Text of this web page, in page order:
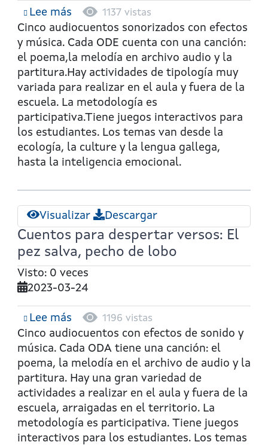
Lee más sobre
Cuentos
para
despertar
versos:
La
Piedra
Cricriticrí
1137 vistas
Cinco audiocuentos sonorizados con efectos
y música. Cada ODE cuenta con una canción:
el poema,la melodía en archivo audio y la
partitura.Hay actividades de tipología muy
variada para realizar en el aula y fuera de la
escuela. La metodología es
participativa.Tiene juegos interactivos para
los estudiantes. Los temas van desde la
ecología, la culture y la lengua gallega,
hasta la inteligencia emocional.
Visualizar Descargar
Cuentos para despertar versos: El
pez salva, pecho de lobo
Visto: 0 veces
2023-03-24
Lee más sobre
Cuentos
para
despertar
versos:
El
pez
salva,
pecho
1196 vistas
Cinco audiocuentos con efectos de sonido y
música. Cada ODA tiene una canción: el
poema, la melodía en el archivo de audio y la
partitura. Hay una gran variedad de
actividades a realizar en el aula y fuera de la
escuela, arraigadas en el territorio. La
metodología es participativa. Tiene juegos
interactivos para los estudiantes. Los temas